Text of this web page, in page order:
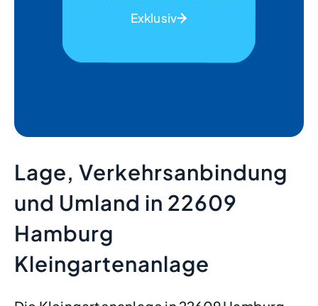
Exklusiv
Lage, Verkehrsanbindung
und Umland in 22609
Hamburg
Kleingartenanlage